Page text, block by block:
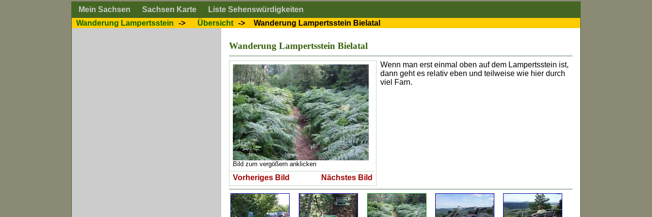
Mein Sachsen Sachsen Karte
Liste Sehenswürdigkeiten
Wanderung Lampertsstein
-> Übersicht -> Wanderung Lampertsstein Bielatal
Wanderung Lampertsstein Bielatal
Bild zum vergößern anklicken
Nächstes Bild
Vorheriges Bild
Wenn man erst einmal oben auf dem Lampertsstein ist,
dann geht es relativ eben und teilweise wie hier durch
viel Farn.